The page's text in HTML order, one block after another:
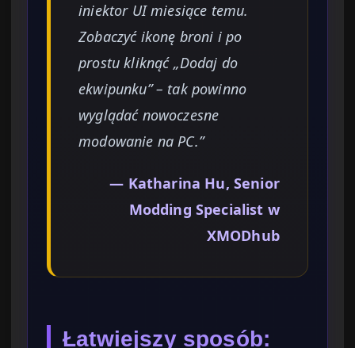
iniektor UI miesiące temu.
Zobaczyć ikonę broni i po
prostu kliknąć „Dodaj do
ekwipunku” – tak powinno
wyglądać nowoczesne
modowanie na PC.”
— Katharina Hu, Senior
Modding Specialist w
XMODhub
Łatwiejszy sposób: